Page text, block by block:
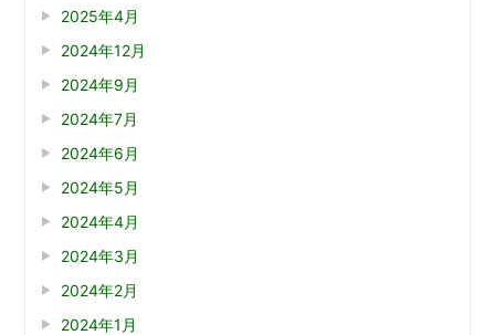
2025年4月
2024年12月
2024年9月
2024年7月
2024年6月
2024年5月
2024年4月
2024年3月
2024年2月
2024年1月